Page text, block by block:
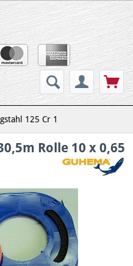
125 Cr 1
Rolle 10 x 0,65